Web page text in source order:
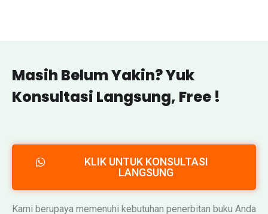
Masih Belum Yakin? Yuk
Konsultasi Langsung, Free !
KLIK UNTUK KONSULTASI
LANGSUNG
Kami berupaya memenuhi kebutuhan penerbitan buku Anda